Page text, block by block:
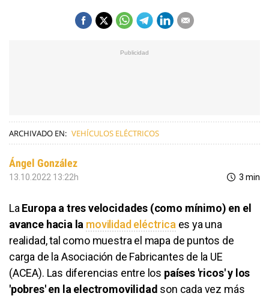
ARCHIVADO EN: VEHÍCULOS ELÉCTRICOS
Ángel González
13.10.2022 13:22h 3 min
La Europa a tres velocidades (como mínimo) en el
avance hacia la movilidad eléctrica es ya una
realidad, tal como muestra el mapa de puntos de
carga de la Asociación de Fabricantes de la UE
(ACEA). Las diferencias entre los países 'ricos' y los
'pobres' en la electromovilidad son cada vez más